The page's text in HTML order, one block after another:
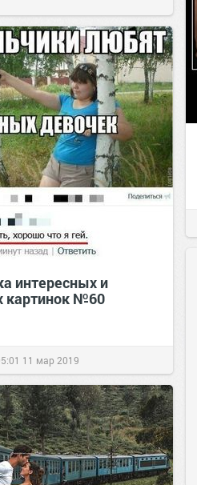
интересных и
картинок №60
11 мар 2019